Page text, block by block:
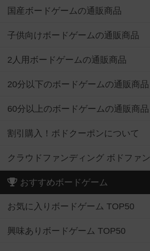
国産ボードゲームの通販商品
子供向けボードゲームの通販商品
2人用ボードゲームの通販商品
20分以下のボードゲームの通販商品
60分以上のボードゲームの通販商品
割引購入！ボドクーポンについて
クラウドファンディング ボドファン
おすすめボードゲーム
お気に入りボードゲーム TOP50
興味ありボードゲーム TOP50